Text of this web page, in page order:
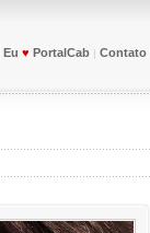
Eu ♥ PortalCab| Contato